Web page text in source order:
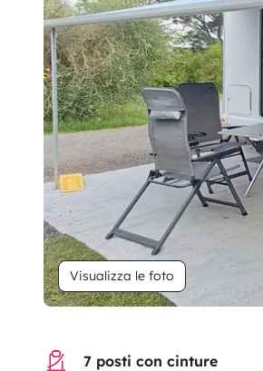
Visualizza le foto
7 posti con cinture